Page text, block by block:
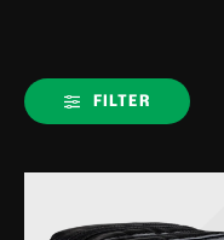
FILTER